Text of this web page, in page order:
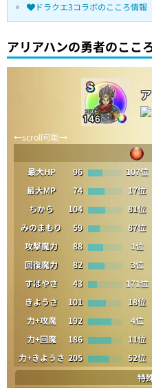
ドラクエ3コラボのこころ情報
アリアハンの勇者のここ
最大HP
96 107位
最大MP
74 17位
ちから
104 81位
みのまもり
59 87位
攻撃魔力
88 1位
回復魔力
82 3位
すばやさ
43 171位
きようさ
101 18位
力+攻魔
192 4位
力+回魔
186 11位
力+きようさ 205 52位
特